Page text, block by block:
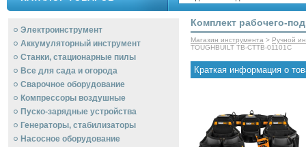
Электроинструмент
Аккумуляторный инструмент
Станки, стационарные пилы
Все для сада и огорода
Сварочное оборудование
Компрессоры воздушные
Пуско-зарядные устройства
Генераторы, стабилизаторы
Насосное оборудование
Комплект рабочего-
Магазин инструмента > Ручной
TOUGHBUILT TB-CTTB-01101C
Краткая информация о